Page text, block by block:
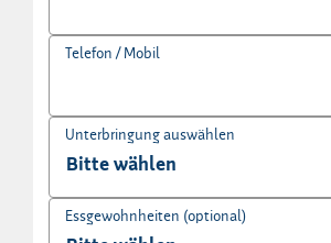
Telefon / Mobil
Unterbringung auswählen
Essgewohnheiten (optional)